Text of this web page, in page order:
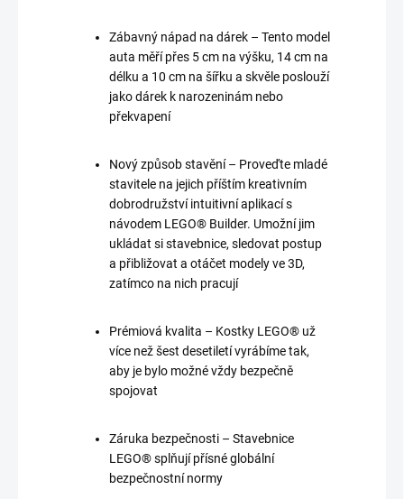
Zábavný nápad na dárek – Tento model
auta měří přes 5 cm na výšku, 14 cm na
délku a 10 cm na šířku a skvěle poslouží
jako dárek k narozeninám nebo
překvapení
Nový způsob stavění – Proveďte mladé
stavitele na jejich příštím kreativním
dobrodružství intuitivní aplikací s
návodem LEGO® Builder. Umožní jim
ukládat si stavebnice, sledovat postup
a přibližovat a otáčet modely ve 3D,
zatímco na nich pracují
Prémiová kvalita – Kostky LEGO® už
více než šest desetiletí vyrábíme tak,
aby je bylo možné vždy bezpečně
spojovat
Záruka bezpečnosti – Stavebnice
LEGO® splňují přísné globální
bezpečnostní normy